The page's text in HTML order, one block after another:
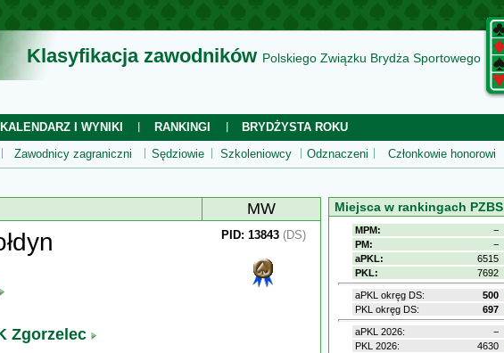
Klasyfikacja zawodników Polskiego Związku Brydża Sportowego
KALENDARZ I WYNIKI RANKINGI
BRYDŻYSTA ROKU
Zawodnicy zagraniczni Sędziowie Szkoleniowcy Odznaczeni Członkowie honorowi
MW
Zgorzelec
PID: 13843 (DS)
Miejsca w rankingach PZBS
MPM:
−
PM:
−
aPKL:
6515
PKL:
7692
aPKL okręg DS:
500
PKL okręg DS:
697
aPKL 2026:
−
PKL 2026:
4630